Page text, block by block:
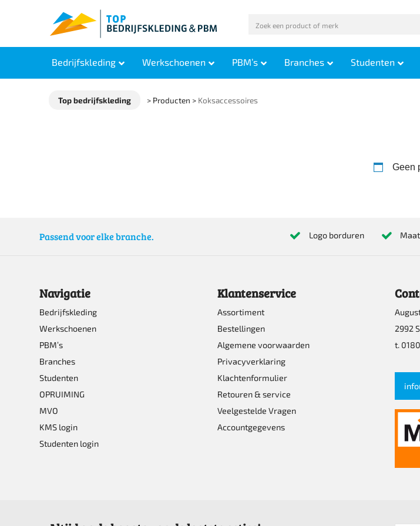
Bedrijfskleding Werkschoenen PBM’s Branches Studenten
Top bedrijfskleding > Producten > Koksaccessoires
Geen
Passend voor elke branche. Logo borduren
Navigatie
Bedrijfskleding
Werkschoenen
PBM’s
Branches
Studenten
OPRUIMING
MVO
KMS login
Studenten login
Klantenservice
Assortiment
Bestellingen
Algemene voorwaarden
Privacyverklaring
Klachtenformulier
Retouren & service
Veelgestelde Vragen
Accountgegevens
2992
t.